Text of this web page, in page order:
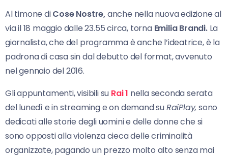
Al timone diCose Nostre,anche nella nuova edizione al
via il 18 maggio dalle 23.55 circa, torna Emilia Brandi.La
giornalista, che del programma è anche l’ideatrice, è la
padrona di casa sin dal debutto del format, avvenuto
nel gennaio del 2016.
Gli appuntamenti, visibili su Rai 1 nella seconda serata
del lunedì e in streaming e on demand suRaiPlay, sono
dedicati alle storie degli uomini e delle donne che si
sono opposti alla violenza cieca delle criminalità
organizzate, pagando un prezzo molto alto senza mai